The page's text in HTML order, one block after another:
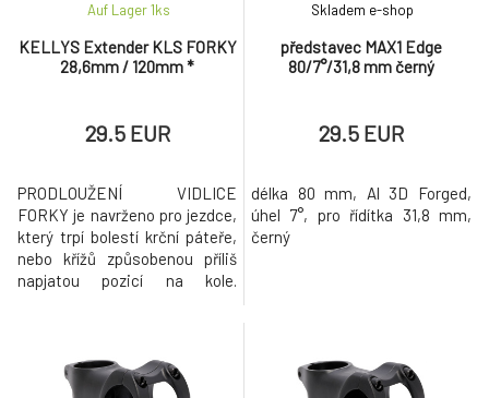
KELLYS Extender KLS FORKY
28,6mm / 120mm *
Auf Lager 1ks
29.5 EUR
PRODLOUŽENÍ VIDLICE
FORKY je navrženo pro jezdce,
který trpí bolestí krční páteře,
nebo křížů způsobenou příliš
napjatou pozicí na kole.
pozici. Je vhodný pro všechny
vidlice s vnějším průměrem
představec MAX1 Edge
80/7°/31,8 mm černý
Skladem e-shop
29.5 EUR
délka 80 mm, Al 3D Forged,
úhel 7°, pro řídítka 31,8 mm,
černý